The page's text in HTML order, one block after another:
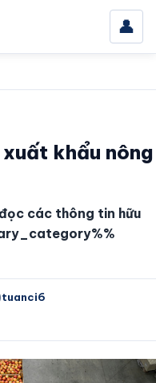
👤
khẩu nông
các thông tin hữu
tuanci6